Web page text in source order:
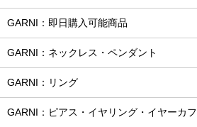
GARNI：即日購入可能商品
GARNI：ネックレス・ペンダント
GARNI：リング
GARNI：ピアス・イヤリング・イヤーカフ